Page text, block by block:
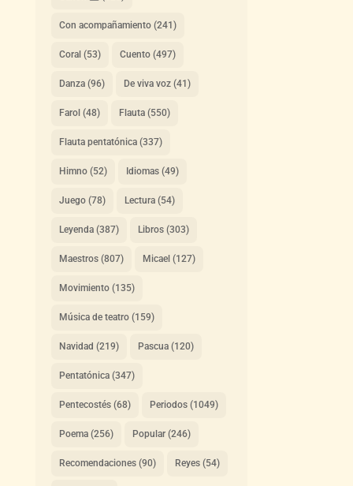
Con acompañamiento(241)
Coral (53) Cuento(497)
Danza(96) De viva voz(41)
Farol (48) Flauta(550)
Flauta pentatónica(337)
Himno(52) Idiomas(49)
Juego(78) Lectura(54)
Leyenda(387) Libros(303)
Maestros(807) Micael (127)
Movimiento(135)
Música de teatro(159)
Navidad (219) Pascua(120)
Pentatónica(347)
Pentecostés(68) Periodos(1049)
Poema(256) Popular(246)
Recomendaciones(90) Reyes(54)